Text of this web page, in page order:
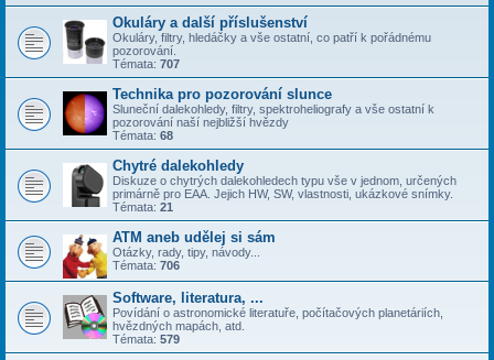
Okuláry a další příslušenství
Okuláry, filtry, hledáčky a vše ostatní, co patří k pořádnému
pozorování.
Témata: 707
Technika pro pozorování slunce
Sluneční dalekohledy, filtry, spektroheliografy a vše ostatní k
pozorování naší nejbližší hvězdy
Témata: 68
Chytré dalekohledy
Diskuze o chytrých dalekohledech typu vše v jednom, určených
primárně pro EAA. Jejich HW, SW, vlastnosti, ukázkové snímky.
Témata: 21
ATM aneb udělej si sám
Otázky, rady, tipy, návody...
Témata: 706
Software, literatura, ...
Povídání o astronomické literatuře, počítačových planetáriích,
hvězdných mapách, atd.
Témata: 579